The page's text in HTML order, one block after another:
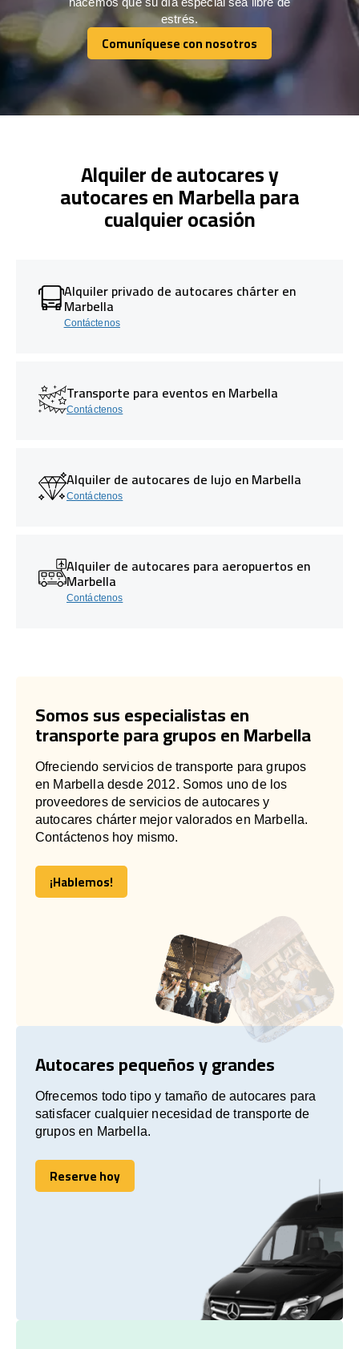
estrés.
Comuníquese con nosotros
Comuníquese con nosotros
Alquiler de autocares y
autocares en Marbella para
cualquier ocasión
Alquiler privado de autocares chárter en
Marbella
Contáctenos
Transporte para eventos en Marbella
Contáctenos
Alquiler de autocares de lujo en Marbella
Contáctenos
Alquiler de autocares para aeropuertos en
Marbella
Contáctenos
Somos sus especialistas en
transporte para grupos en Marbella
Ofreciendo servicios de transporte para grupos
en Marbella desde 2012. Somos uno de los
proveedores de servicios de autocares y
autocares chárter mejor valorados en Marbella.
Contáctenos hoy mismo.
¡Hablemos!
¡Hablemos!
Autocares pequeños y grandes
Ofrecemos todo tipo y tamaño de autocares para
satisfacer cualquier necesidad de transporte de
grupos en Marbella.
Reserve hoy
Reserve hoy